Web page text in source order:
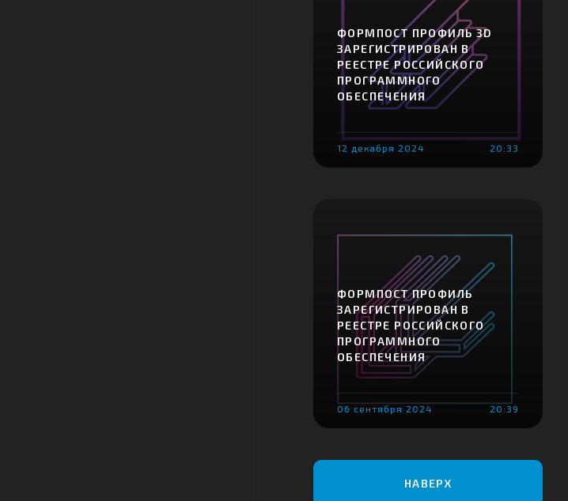
ФОРМПОСТ ПРОФИЛЬ 3D
ЗАРЕГИСТРИРОВАН В
РЕЕСТРЕ РОССИЙСКОГО
ПРОГРАММНОГО
ОБЕСПЕЧЕНИЯ
12 декабря 2024 20:33
ФОРМПОСТ ПРОФИЛЬ
ЗАРЕГИСТРИРОВАН В
РЕЕСТРЕ РОССИЙСКОГО
ПРОГРАММНОГО
ОБЕСПЕЧЕНИЯ
06 сентября 2024 20:39
НАВЕРХ